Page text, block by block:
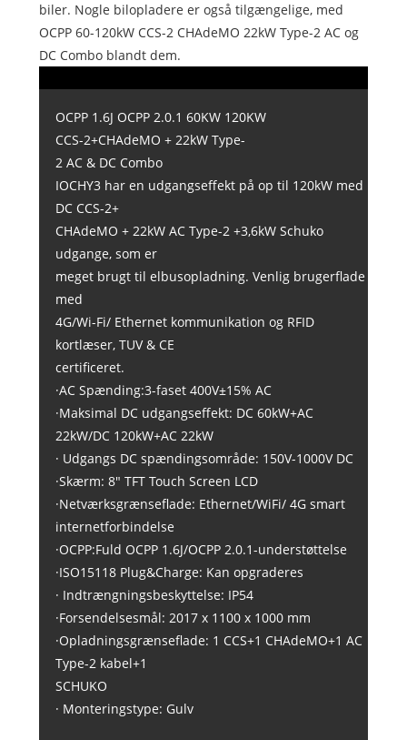
biler. Nogle bilopladere er også tilgængelige, med
OCPP 60-120kW CCS-2 CHAdeMO 22kW Type-2 AC og
DC Combo blandt dem.
OCPP 1.6J OCPP 2.0.1 60KW 120KW
CCS-2+CHAdeMO + 22kW Type-
2 AC & DC Combo
IOCHY3 har en udgangseffekt på op til 120kW med
DC CCS-2+
CHAdeMO + 22kW AC Type-2 +3,6kW Schuko
udgange, som er
meget brugt til elbusopladning. Venlig brugerflade
med
4G/Wi-Fi/ Ethernet kommunikation og RFID
kortlæser, TUV & CE
certificeret.
·AC Spænding:3-faset 400V±15% AC
·Maksimal DC udgangseffekt: DC 60kW+AC
22kW/DC 120kW+AC 22kW
· Udgangs DC spændingsområde: 150V-1000V DC
·Skærm: 8" TFT Touch Screen LCD
·Netværksgrænseflade: Ethernet/WiFi/ 4G smart
internetforbindelse
·OCPP:Fuld OCPP 1.6J/OCPP 2.0.1-understøttelse
·ISO15118 Plug&Charge: Kan opgraderes
· Indtrængningsbeskyttelse: IP54
·Forsendelsesmål: 2017 x 1100 x 1000 mm
·Opladningsgrænseflade: 1 CCS+1 CHAdeMO+1 AC
Type-2 kabel+1
SCHUKO
· Monteringstype: Gulv